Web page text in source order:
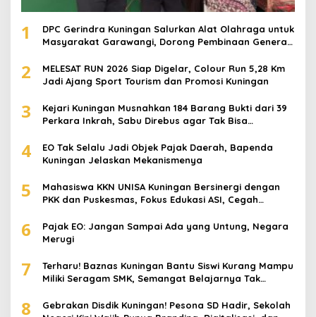
1
DPC Gerindra Kuningan Salurkan Alat Olahraga untuk
Masyarakat Garawangi, Dorong Pembinaan Generasi
2
MELESAT RUN 2026 Siap Digelar, Colour Run 5,28 Km
Jadi Ajang Sport Tourism dan Promosi Kuningan
3
Kejari Kuningan Musnahkan 184 Barang Bukti dari 39
Perkara Inkrah, Sabu Direbus agar Tak Bisa
4
EO Tak Selalu Jadi Objek Pajak Daerah, Bapenda
Kuningan Jelaskan Mekanismenya
5
Mahasiswa KKN UNISA Kuningan Bersinergi dengan
PKK dan Puskesmas, Fokus Edukasi ASI, Cegah
6
Pajak EO: Jangan Sampai Ada yang Untung, Negara
Merugi
7
Terharu! Baznas Kuningan Bantu Siswi Kurang Mampu
Miliki Seragam SMK, Semangat Belajarnya Tak
8
Gebrakan Disdik Kuningan! Pesona SD Hadir, Sekolah